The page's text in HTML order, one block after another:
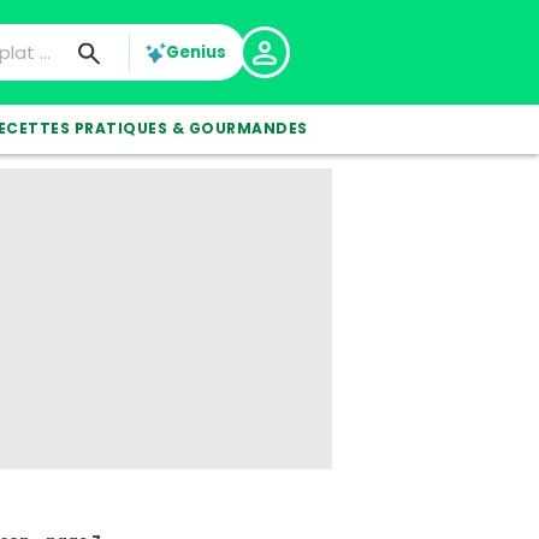
Genius
PRATIQUES & GOURMANDES